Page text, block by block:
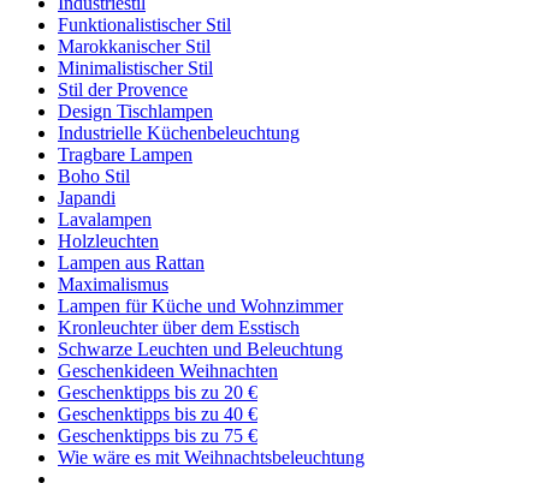
Funktionalistischer Stil
Marokkanischer Stil
Minimalistischer Stil
Stil der Provence
Design Tischlampen
Industrielle Küchenbeleuchtung
Tragbare Lampen
Boho Stil
Japandi
Lavalampen
Holzleuchten
Lampen aus Rattan
Maximalismus
Lampen für Küche und Wohnzimmer
Kronleuchter über dem Esstisch
Schwarze Leuchten und Beleuchtung
Geschenkideen Weihnachten
Geschenktipps bis zu 20 €
Geschenktipps bis zu 40 €
Geschenktipps bis zu 75 €
Wie wäre es mit Weihnachtsbeleuchtung